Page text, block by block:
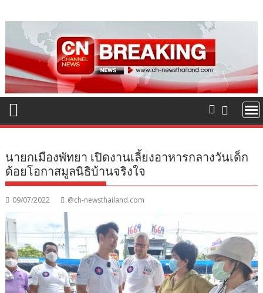
to
content
นายกเมืองพัทยา เปิดงานเลี้ยงอาหารกลางวันเด็ก
ด้อยโอกาสมูลนิธิบ้านจริงใจ
09/07/2022 @ch-newsthailand.com